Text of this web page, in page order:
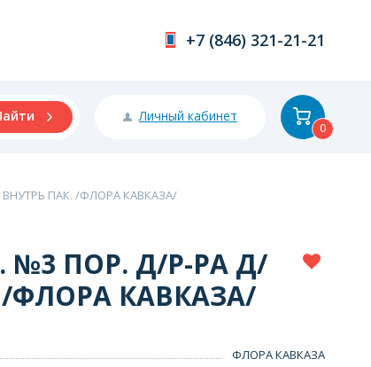
+7 (846) 321-21-21
Личный кабинет
0
ПАК. /ФЛОРА КАВКАЗА/
№3 ПОР. Д/Р-РА Д/
ФЛОРА КАВКАЗА/
ФЛОРА КАВКАЗА